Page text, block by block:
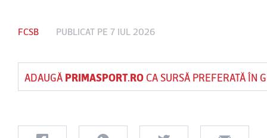
FCSB PUBLICAT PE 7 IUL 2026
ADAUGĂ PRIMASPORT.ROCA SURSĂ PREFERATĂ ÎN